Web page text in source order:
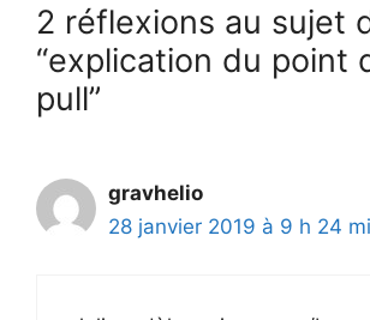
2 réflexions au sujet
“explication du point
pull”
gravhelio
28 janvier 2019 à 9 h 24